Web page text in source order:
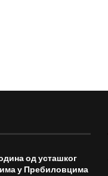
од усташког
у Пребиловцима